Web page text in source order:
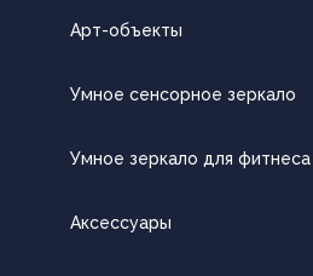
Арт-объекты
Умное сенсорное зеркало
Умное зеркало для фитнеса
Аксессуары